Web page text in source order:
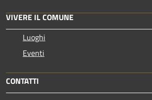
VIVERE IL COMUNE
Luoghi
Eventi
CONTATTI